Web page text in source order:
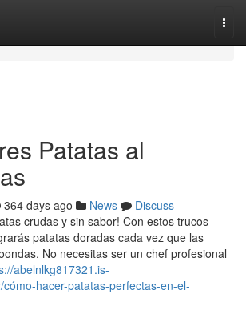
Patatas al
364 days ago News
Discuss
crudas y sin sabor! Con estos trucos
patatas doradas cada vez que las
No necesitas ser un chef profesional
abelnlkg817321.is-
hacer-patatas-perfectas-en-el-